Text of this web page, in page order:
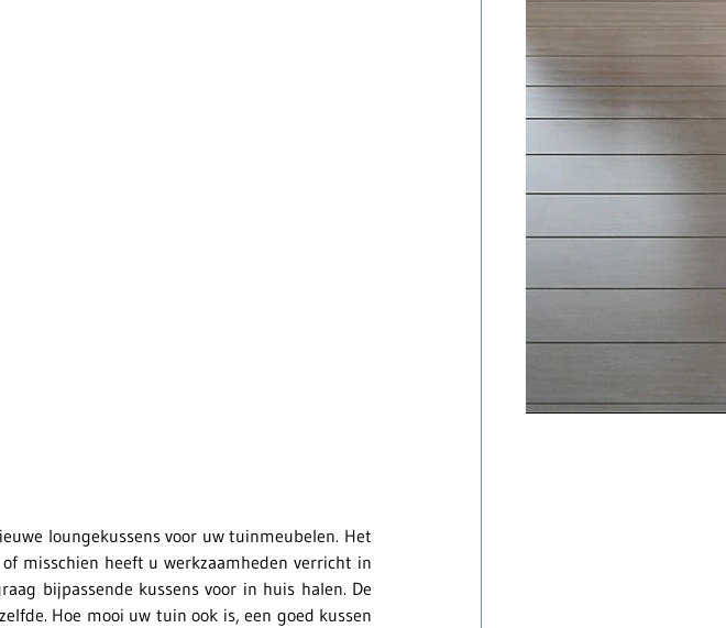
loungekussens voor uw tuinmeubelen. Het
misschien heeft u werkzaamheden verricht in
bijpassende kussens voor in huis halen. De
Hoe mooi uw tuin ook is, een goed kussen